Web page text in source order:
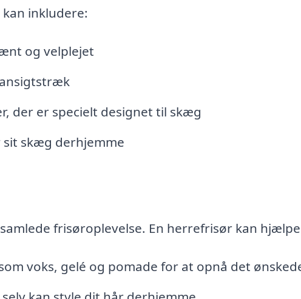
inkludere:
og velplejet
der er specielt designet til skæg
sit skæg derhjemme
frisøroplevelse. En herrefrisør kan
voks, gelé og pomade for at opnå det